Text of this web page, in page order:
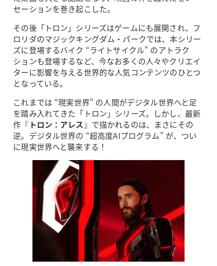
セーションを巻き起こした。
その後「トロン」シリーズはゲームにも展開され、フ
ロリダのマジックキングダム・パークでは、本シリー
ズに登場するバイク “ライトサイクル” のアトラク
ションも登場するなど、今なお多くの人々やクリエイ
ターに影響を与える世界的な人気コンテンツのひとつ
となっている。
これまでは “現実世界” の人間がデジタル世界へと足
を踏み入れてきた「トロン」シリーズ。しかし、最新
作『 トロン：アレス』で描かれるのは、まさにその
逆。デジタル世界の “超高度AIプログラム” が、つい
に現実世界へと襲来する！